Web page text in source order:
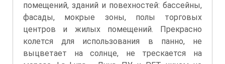
помещений, зданий и повехностей: бассейны,
фасады, мокрые зоны, полы торговых
центров и жилых помещений. Прекрасно
колется для использования в панно, не
выцветает на солнце, не трескается на